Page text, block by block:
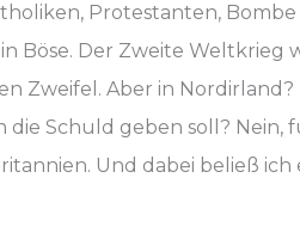
Protestanten,
Böse. Der Zweite Weltkrieg
Zweifel. Aber in
Schuld geben soll? Nein,
Und dabei beließ ich